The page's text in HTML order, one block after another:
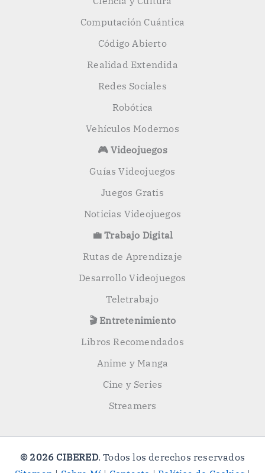
Computación Cuántica
Código Abierto
Realidad Extendida
Redes Sociales
Robótica
Vehículos Modernos
🎮 Videojuegos
Guías Videojuegos
Juegos Gratis
Noticias Videojuegos
💼 Trabajo Digital
Rutas de Aprendizaje
Desarrollo Videojuegos
Teletrabajo
🎬 Entretenimiento
Libros Recomendados
Anime y Manga
Cine y Series
Streamers
© 2026 CIBERED. Todos los derechos reservados